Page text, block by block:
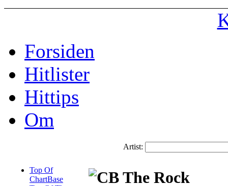
Forsiden
Hitlister
Hittips
Om
Artist:
Top Of
ChartBase